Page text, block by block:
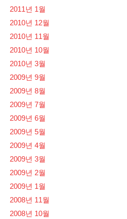
2011년 1월
2010년 12월
2010년 11월
2010년 10월
2010년 3월
2009년 9월
2009년 8월
2009년 7월
2009년 6월
2009년 5월
2009년 4월
2009년 3월
2009년 2월
2009년 1월
2008년 11월
2008년 10월